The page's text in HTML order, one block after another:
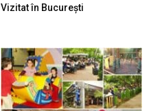
Vizitat în București